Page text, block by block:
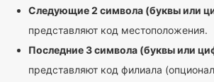
Следующие 2 символа (буквы или
представляют код местоположения.
Последние 3 символа (буквы или
представляют код филиала